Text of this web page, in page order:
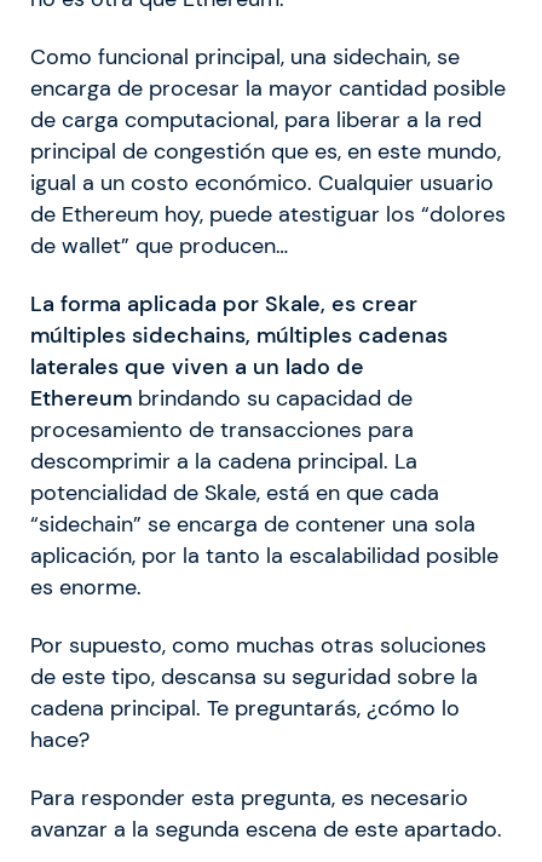
Como funcional principal, una sidechain, se
encarga de procesar la mayor cantidad posible
de carga computacional, para liberar a la red
principal de congestión que es, en este mundo,
igual a un costo económico. Cualquier usuario
de Ethereum hoy, puede atestiguar los “dolores
de wallet” que producen…
La forma aplicada por Skale, es crear
múltiples sidechains, múltiples cadenas
laterales que viven a un lado de
Ethereum brindando su capacidad de
procesamiento de transacciones para
descomprimir a la cadena principal. La
potencialidad de Skale, está en que cada
“sidechain” se encarga de contener una sola
aplicación, por la tanto la escalabilidad posible
es enorme.
Por supuesto, como muchas otras soluciones
de este tipo, descansa su seguridad sobre la
cadena principal. Te preguntarás, ¿cómo lo
hace?
Para responder esta pregunta, es necesario
avanzar a la segunda escena de este apartado.